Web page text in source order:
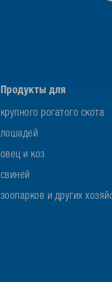
Продукты для
крупного рогатого скота
лошадей
овец и коз
свиней
зоопарков и других